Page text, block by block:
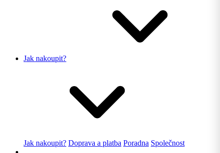
Jak nakoupit?
Jak nakoupit? Doprava a platba Poradna Společnost